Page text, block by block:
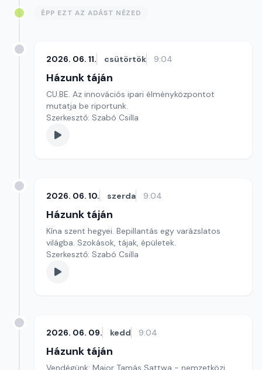
ÉPP EZT AZ ADÁST NÉZED
2026. 06. 11. csütörtök 9:04
Házunk táján
CU.BE. Az innovációs ipari élményközpontot
mutatja be riportunk.
Szerkesztő: Szabó Csilla
2026. 06. 10. szerda 9:04
Házunk táján
Kína szent hegyei. Bepillantás egy varázslatos
világba. Szokások, tájak, épületek.
Szerkesztő: Szabó Csilla
2026. 06. 09. kedd 9:04
Házunk táján
Vendégünk: Major Tamás Sattwa - nemzetközi